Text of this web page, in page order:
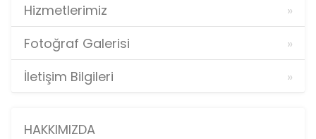
Hizmetlerimiz
Fotoğraf Galerisi
İletişim Bilgileri
HAKKIMIZDA